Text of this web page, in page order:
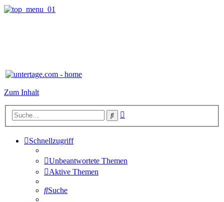
Zum Inhalt
Suche
Schnellzugriff
Unbeantwortete Themen
Aktive Themen
Suche